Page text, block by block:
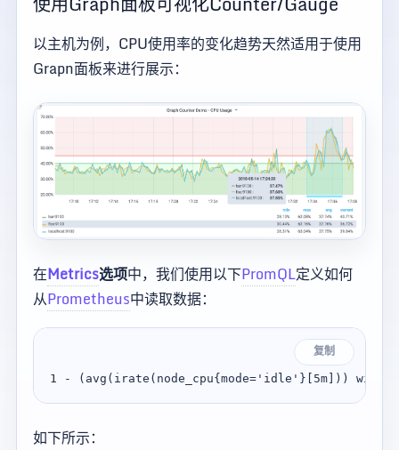
以主机为例，CPU使用率的变化趋势天然适用于使用
Grapn面板来进行展示：
在Metrics选项中，我们使用以下PromQL定义如何
从Prometheus中读取数据：
复制
如下所示：